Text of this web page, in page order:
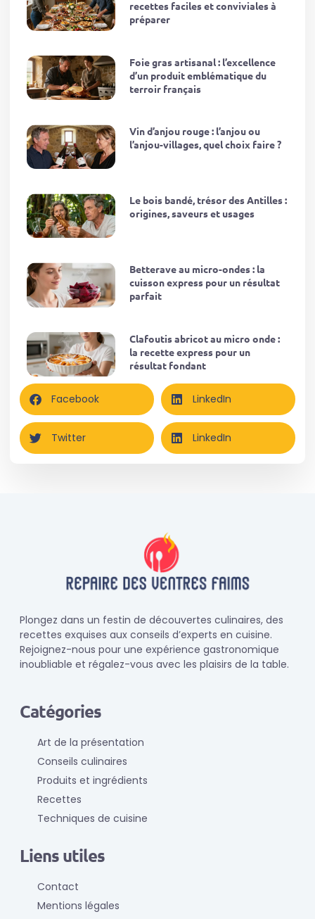
recettes faciles et conviviales à
préparer
Foie gras artisanal : l’excellence
d’un produit emblématique du
terroir français
Vin d’anjou rouge : l’anjou ou
l’anjou-villages, quel choix faire ?
Le bois bandé, trésor des Antilles :
origines, saveurs et usages
Betterave au micro-ondes : la
cuisson express pour un résultat
parfait
Clafoutis abricot au micro onde :
la recette express pour un
résultat fondant
Facebook LinkedIn
Twitter LinkedIn
Plongez dans un festin de découvertes culinaires, des
recettes exquises aux conseils d’experts en cuisine.
Rejoignez-nous pour une expérience gastronomique
inoubliable et régalez-vous avec les plaisirs de la table.
Catégories
Art de la présentation
Conseils culinaires
Produits et ingrédients
Recettes
Techniques de cuisine
Liens utiles
Contact
Mentions légales